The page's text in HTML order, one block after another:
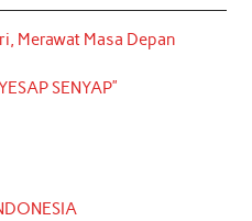
Merawat Masa Depan
SENYAP”